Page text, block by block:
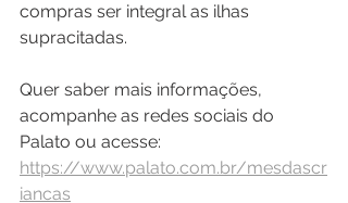
compras ser integral as ilhas
supracitadas.
Quer saber mais informações,
acompanhe as redes sociais do
Palato ou acesse:
https://www.palato.com.br/mesdascr
iancas